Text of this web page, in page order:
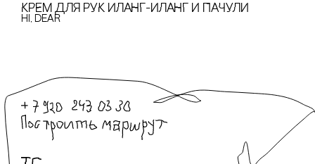
КРЕМ ДЛЯ РУК ИЛАНГ-ИЛАНГ И ПАЧУЛИ
hi, dear